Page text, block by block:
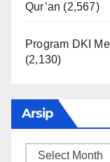
Qur’an (2,567)
Program DKI
(2,130)
Arsip
Arsip